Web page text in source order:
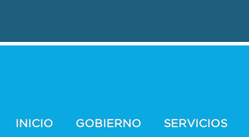
INICIO GOBIERNO SERVICIOS